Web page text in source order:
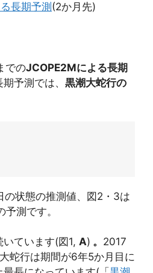
長期予測 (2か月先)
でのJCOPE2Mによる長期
予測では、 黒潮大蛇行の
の状態の推測値、図2・3は
測です。
ています(図1, A) 。 2017
蛇行は期間が6年5か月目に